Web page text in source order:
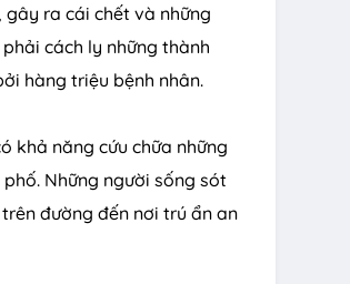
u
t
e
ra cái chết và những
cách ly những thành
hàng triệu bệnh nhân.
khả năng cứu chữa những
Những người sống sót
đường đến nơi trú ẩn an